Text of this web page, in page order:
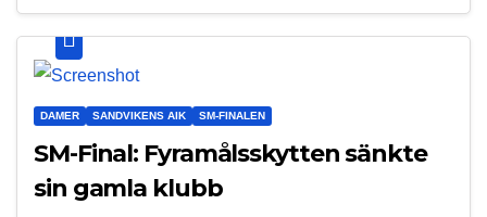
DAMER SANDVIKENS AIK SM-FINALEN
SM-Final: Fyramålsskytten sänkte
sin gamla klubb